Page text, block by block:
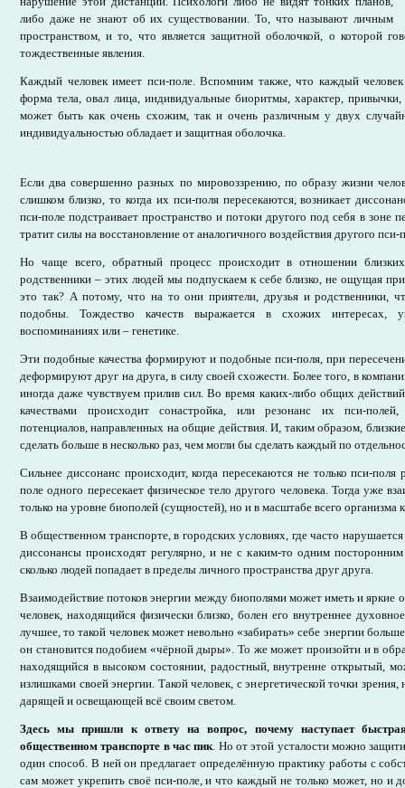
либо даже не знают об их существовании. То, что называют личным
пространством, и то, что является защитной оболочкой, о которой
тождественные явления.
Каждый человек имеет пси-поле. Вспомним также, что каждый человек
форма тела, овал лица, индивидуальные биоритмы, характер,
может быть как очень схожим, так и очень различным у двух
индивидуальностью обладает и защитная оболочка.
Если два совершенно разных по мировоззрению, по образу жизни
слишком близко, то когда их пси-поля пересекаются, возникает
пси-поле подстраивает пространство и потоки другого под себя в зоне
тратит силы на восстановление от аналогичного воздействия другого пси-
Но чаще всего, обратный процесс происходит в отношении
родственники – этих людей мы подпускаем к себе близко, не ощущая
это так? А потому, что на то они приятели, друзья и родственники,
подобны. Тождество качеств выражается в схожих интересах,
воспоминаниях или – генетике.
Эти подобные качества формируют и подобные пси-поля, при
деформируют друг на друга, в силу своей схожести. Более того, в
иногда даже чувствуем прилив сил. Во время каких-либо общих
качествами происходит сонастройка, или резонанс их пси-
потенциалов, направленных на общие действия. И, таким образом,
сделать больше в несколько раз, чем могли бы сделать каждый по
Сильнее диссонанс происходит, когда пересекаются не только пси-
поле одного пересекает физическое тело другого человека. Тогда уже
только на уровне биополей (сущностей), но и в масштабе всего организма
В общественном транспорте, в городских условиях, где часто
диссонансы происходят регулярно, и не с каким-то одним
сколько людей попадает в пределы личного пространства друг друга.
Взаимодействие потоков энергии между биополями может иметь и яркие
человек, находящийся физически близко, болен его внутреннее
лучшее, то такой человек может невольно «забирать» себе энергии
он становится подобием «чёрной дыры». То же может произойти и в
находящийся в высоком состоянии, радостный, внутренне открытый,
излишками своей энергии. Такой человек, с энергетической точки
дарящей и освещающей всё своим светом.
Здесь мы пришли к ответу на вопрос, почему наступает
общественном транспорте в час пик. Но от этой усталости можно
один способ. В ней он предлагает определённую практику работы с
сам может укрепить своё пси-поле, и что каждый не только может, но и